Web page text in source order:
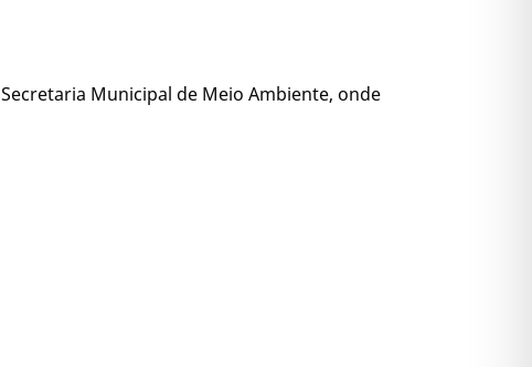
Municipal de Meio Ambiente, onde